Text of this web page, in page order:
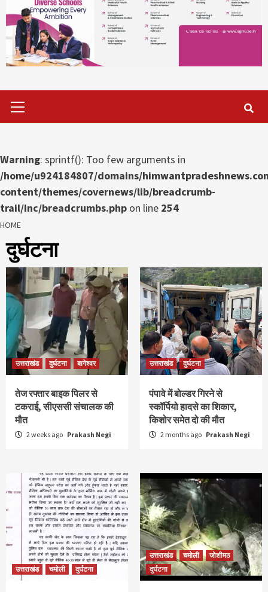
Menu
Warning: sprintf(): Too few arguments in
/home/u924184807/domains/
content/themes/covernews/lib/breadcrumb-
trail/inc/breadcrumbs.php on line 254
HOME
दुर्घटना
उत्तराखंड दुर्घटना बागेश्वर
तेज रफ्तार बाइक पिलर से
टकराई, सीएससी संचालक की
मौत
2 weeks ago Prakash Negi
उत्तराखंड दुर्घटना
पंपावे में बोल्डर गिरने से
स्कॉर्पियो हादसे का शिकार,
किशोर समेत दो की मौत
2 months ago Prakash Negi
उत्तराखंड चमोली दुर्घटना
उत्तराखंड चमोली
जोशीमठ
दुर्घटना